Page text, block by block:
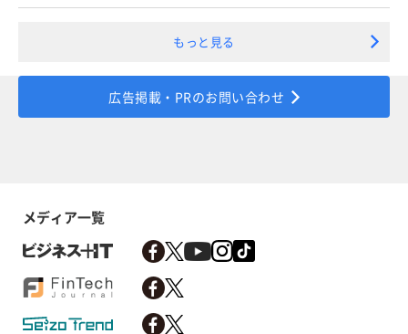
もっと見る
広告掲載・PRのお問い合わせ
メディア一覧